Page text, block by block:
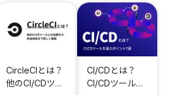
CircleCIとは？
他のCI/CDツー
CI/CDとは？
CI/CDツールを